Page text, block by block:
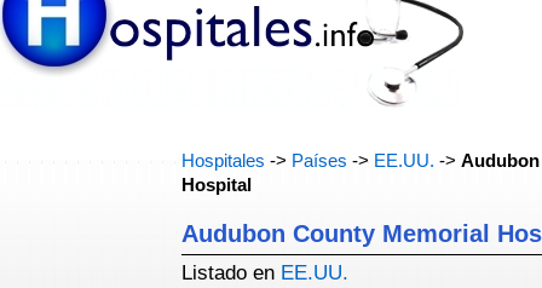
Hospitales -> Países -> EE.UU. ->
Hospital
Audubon County Memorial
Listado en EE.UU.